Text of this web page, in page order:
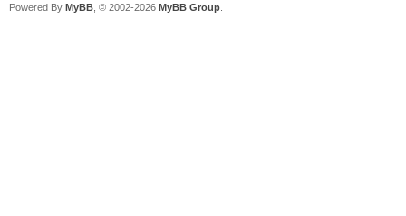
Powered By MyBB , © 2002-2026 MyBB Group